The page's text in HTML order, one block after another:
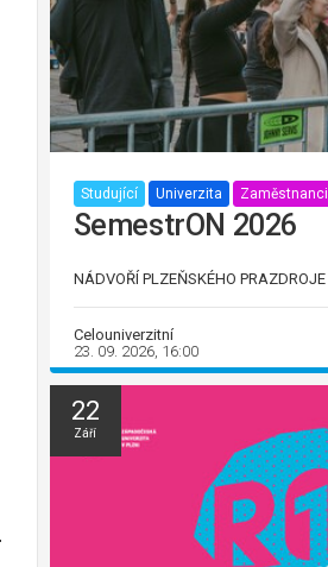
Studující Univerzita Zaměstnanci
SemestrON 2026
NÁDVOŘÍ PLZEŇSKÉHO PRAZDROJE
Celouniverzitní
23. 09. 2026, 16:00
22
Září